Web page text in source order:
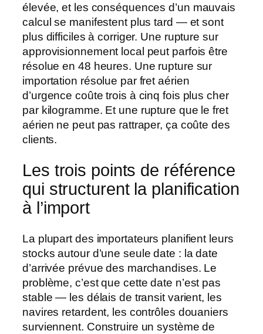
élevée, et les conséquences d’un mauvais
calcul se manifestent plus tard — et sont
plus difficiles à corriger. Une rupture sur
approvisionnement local peut parfois être
résolue en 48 heures. Une rupture sur
importation résolue par fret aérien
d’urgence coûte trois à cinq fois plus cher
par kilogramme. Et une rupture que le fret
aérien ne peut pas rattraper, ça coûte des
clients.
Les trois points de référence
qui structurent la planification
à l’import
La plupart des importateurs planifient leurs
stocks autour d’une seule date : la date
d’arrivée prévue des marchandises. Le
problème, c’est que cette date n’est pas
stable — les délais de transit varient, les
navires retardent, les contrôles douaniers
surviennent. Construire un système de